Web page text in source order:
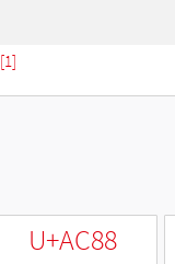
[1]
U+AC88